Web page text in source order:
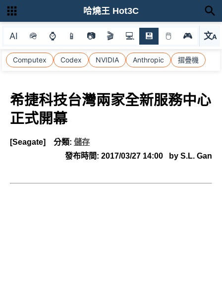
AI 🪖 ⌚ 📱 📷 🎬 💻 💾 🖱 🎮 文A
選
Computex Codex NVIDIA Anthropic 摺疊機
哈燒王 Hot3C
希捷科技台灣兩家全新服務中心
正式開幕
[Seagate] 分類: 儲存
發布時間: 2017/03/27 14:00 by S.L. Gan